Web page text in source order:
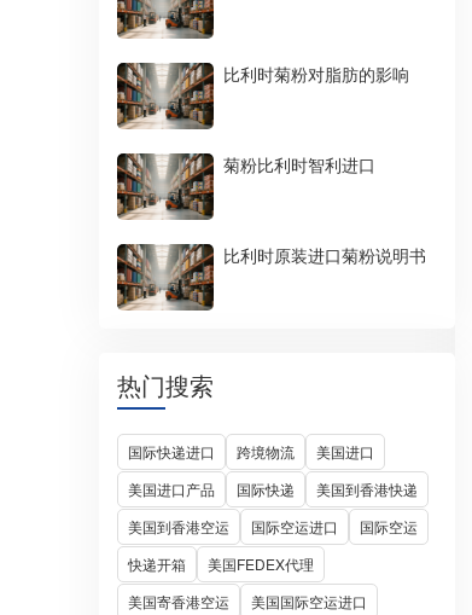
比利时菊粉对脂肪的影响
菊粉比利时智利进口
比利时原装进口菊粉说明书
热门搜索
国际快递进口 跨境物流
美国进口
美国进口产品
国际快递
美国到香港快递
美国到香港空运
国际空运进口
国际空运
快递开箱
美国FEDEX代理
美国寄香港空运
美国国际空运进口